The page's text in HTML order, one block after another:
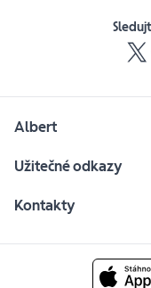
Albert
Užitečné odkazy
Kontakty